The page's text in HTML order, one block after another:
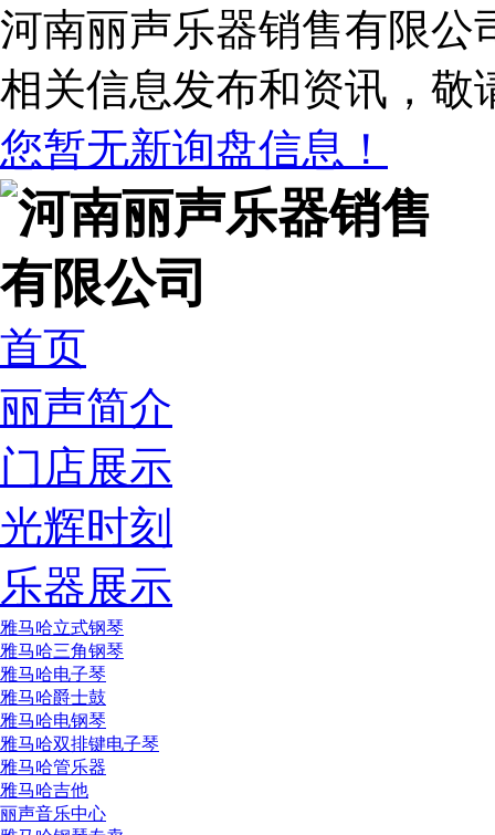
河南丽声乐器销售有限公
相关信息发布和资讯，敬
您暂无新询盘信息！
首页
丽声简介
门店展示
光辉时刻
乐器展示
雅马哈立式钢琴
雅马哈三角钢琴
雅马哈电子琴
雅马哈爵士鼓
雅马哈电钢琴
雅马哈双排键电子琴
雅马哈管乐器
雅马哈吉他
丽声音乐中心